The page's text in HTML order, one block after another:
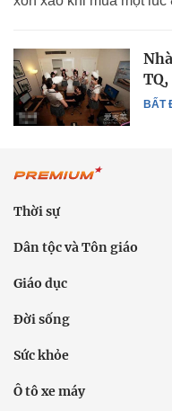
BẤT
Thời sự
Dân tộc và Tôn giáo
Giáo dục
Đời sống
Sức khỏe
Ô tô xe máy